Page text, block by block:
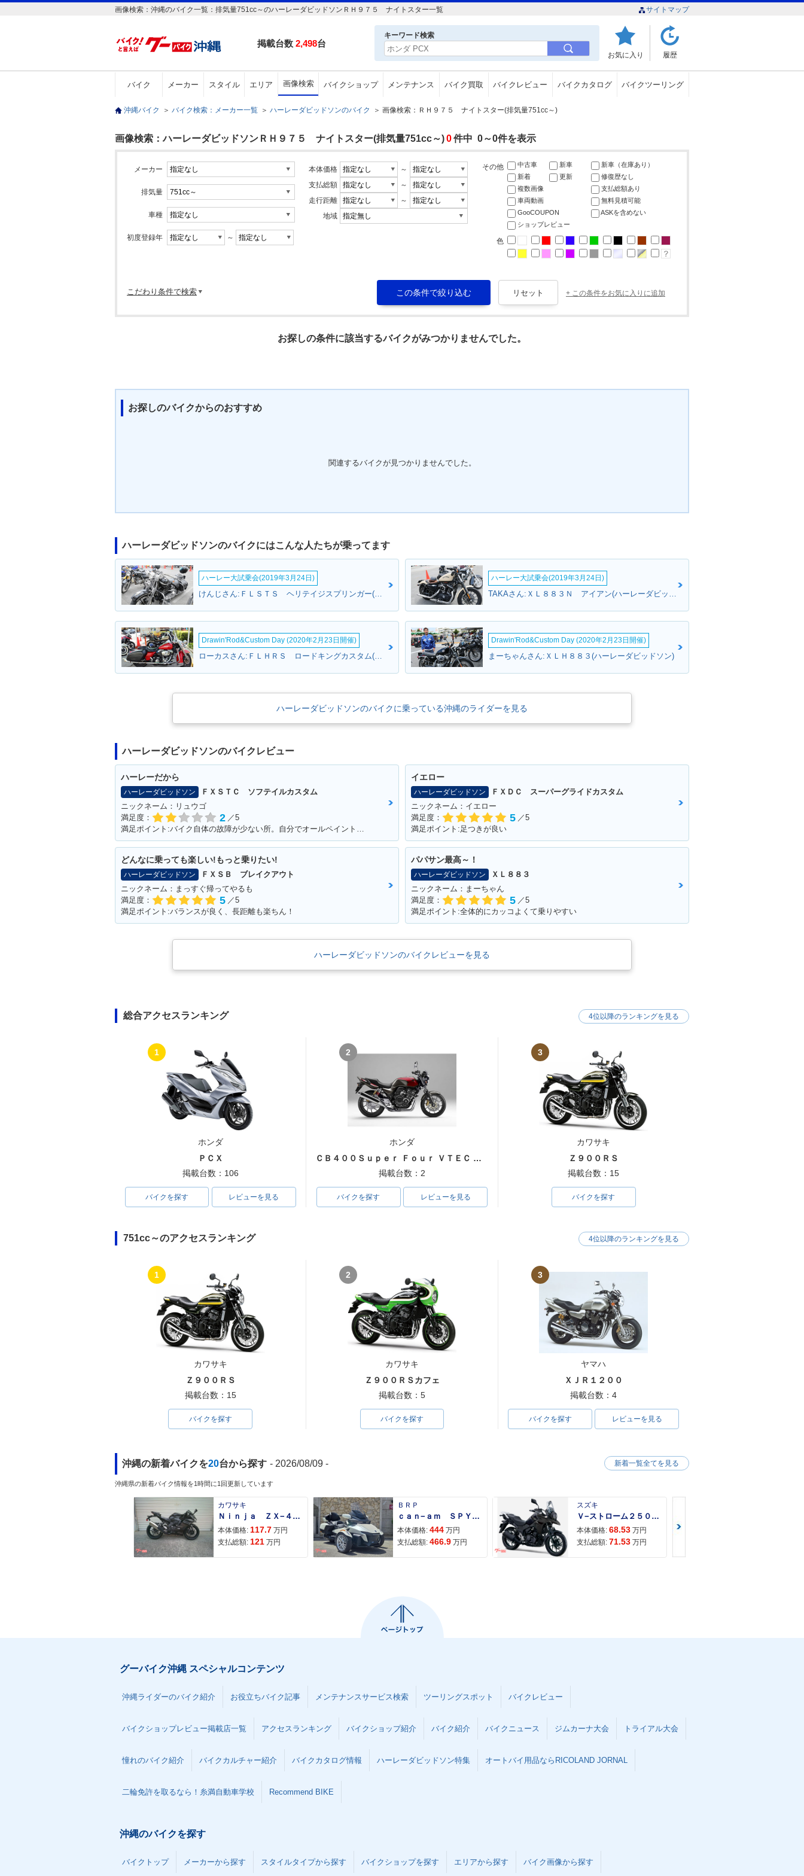
画像検索：沖縄のバイク一覧：排気量751cc～のハーレーダビッドソンＲＨ９７５ ナイトスター一覧 サイトマップ
掲載台数 2,498台
キーワード検索
お気に入り 履歴
バイク メーカー スタイル エリア 画像検索 バイクショップ メンテナンス バイク買取 バイクレビュー バイクカタログ バイクツーリング
沖縄バイク ＞ バイク検索：メーカー一覧 ＞ ハーレーダビッドソンのバイク ＞ 画像検索：ＲＨ９７５ ナイトスター(排気量751cc～)
画像検索：ハーレーダビッドソンＲＨ９７５ ナイトスター(排気量751cc～)0件中 0～0件を表示
メーカー
排気量
車種
初度登録年 ～
本体価格
～
支払総額
～
走行距離
～
地域
その他 中古車 新車
新車（在庫あり）
新着
更新
修復歴なし
複数画像
支払総額あり
車両動画
無料見積可能
GooCOUPON
ASKを含めない
ショップレビュー
色
こだわり条件で検索 + この条件をお気に入りに追加
お探しの条件に該当するバイクがみつかりませんでした。
お探しのバイクからのおすすめ
関連するバイクが見つかりませんでした。
ハーレーダビッドソンのバイクにはこんな人たちが乗ってます
ハーレー大試乗会(2019年3月24日)
けんじさん:ＦＬＳＴＳ ヘリテイジスプリンガー(ハーレーダビッドソン)
ハーレー大試乗会(2019年3月24日)
TAKAさん:ＸＬ８８３Ｎ アイアン(ハーレーダビッドソン)
Drawin'Rod&Custom Day (2020年2月23日開催)
ローカスさん:ＦＬＨＲＳ ロードキングカスタム(ハーレーダビッドソン)
Drawin'Rod&Custom Day (2020年2月23日開催)
まーちゃんさん:ＸＬＨ８８３(ハーレーダビッドソン)
ハーレーダビッドソンのバイクに乗っている沖縄のライダーを見る
ハーレーダビッドソンのバイクレビュー
ハーレーだから
ハーレーダビッドソン
ＦＸＳＴＣ ソフテイルカスタム
ニックネーム：リュウゴ
満足度：
2 ／5
満足ポイント:バイク自体の故障が少ない所。自分でオールペイントした所。
イエロー
ハーレーダビッドソン
ＦＸＤＣ スーパーグライドカスタム
ニックネーム：イエロー
満足度：
5 ／5
満足ポイント:足つきが良い
どんなに乗っても楽しい!もっと乗りたい!
ハーレーダビッドソン
ＦＸＳＢ ブレイクアウト
ニックネーム：まっすぐ帰ってやるも
満足度：
5 ／5
満足ポイント:バランスが良く、長距離も楽ちん！
パパサン最高～！
ハーレーダビッドソン
ＸＬ８８３
ニックネーム：まーちゃん
満足度：
5 ／5
満足ポイント:全体的にカッコよくて乗りやすい
ハーレーダビッドソンのバイクレビューを見る
総合アクセスランキング
1
ホンダ
ＰＣＸ
掲載台数：106
バイクを探す レビューを見る
2
ホンダ
ＣＢ４００Ｓｕｐｅｒ Ｆｏｕｒ ＶＴＥＣ ＳＰＥＣ３
掲載台数：2
バイクを探す レビューを見る
3
カワサキ
Ｚ９００ＲＳ
掲載台数：15
バイクを探す
4位以降のランキングを見る
751cc～のアクセスランキング
1
カワサキ
Ｚ９００ＲＳ
掲載台数：15
バイクを探す
2
カワサキ
Ｚ９００ＲＳカフェ
掲載台数：5
バイクを探す
3
ヤマハ
ＸＪＲ１２００
掲載台数：4
バイクを探す レビューを見る
4位以降のランキングを見る
沖縄の新着バイクを20台から探す - 2026/08/09 -
沖縄県の新着バイク情報を1時間に1回更新しています
カワサキ
Ｎｉｎｊａ ＺＸ−４Ｒ ＳＥ
本体価格: 117.7 万円
支払総額: 121 万円
ＢＲＰ
ｃａｎ−ａｍ ＳＰＹＤＥＲ ＲＴ ＬＩＭＩＴＥＤ
本体価格: 444 万円
支払総額: 466.9 万円
スズキ
Ｖ−ストローム２５０ ２６年モデル 水冷２気筒エンジン ＬＥＤヘッドライト標準装備
本体価格: 68.53 万円
支払総額: 71.53 万円
新着一覧全てを見る
グーバイク沖縄 スペシャルコンテンツ
沖縄ライダーのバイク紹介 お役立ちバイク記事 メンテナンスサービス検索 ツーリングスポット バイクレビュー
バイクショップレビュー掲載店一覧 アクセスランキング バイクショップ紹介 バイク紹介 バイクニュース ジムカーナ大会 トライアル大会
憧れのバイク紹介 バイクカルチャー紹介 バイクカタログ情報 ハーレーダビッドソン特集 オートバイ用品ならRICOLAND JORNAL
二輪免許を取るなら！糸満自動車学校 Recommend BIKE
沖縄のバイクを探す
バイクトップ メーカーから探す スタイルタイプから探す バイクショップを探す エリアから探す バイク画像から探す